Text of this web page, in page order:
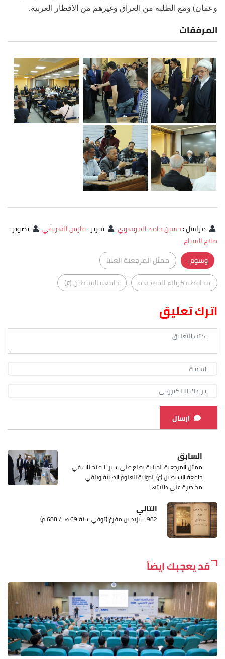
وعمان) ومع الطلبة من العراق وغيرهم من الاقطار العربية.
المرفقات
مراسل:حسين حامد الموسوي تحرير:فارس الشريفي تصوير:
صلاح السباح
وسوم :
ممثل المرجعية العليا
محافظة كربلاء المقدسة
جامعة السبطين (ع)
اترك تعليق
ارسال
السابق
ممثل المرجعية الدينية يطلع على سير الامتحانات في
جامعة السبطين (ع) الدولية للعلوم الطبية ويلقي
محاضرة على طلبتها
التالي
982 ــ يزيد بن مفرغ (توفي سنة 69 هـ / 688 م)
قد يعجبك ايضاً